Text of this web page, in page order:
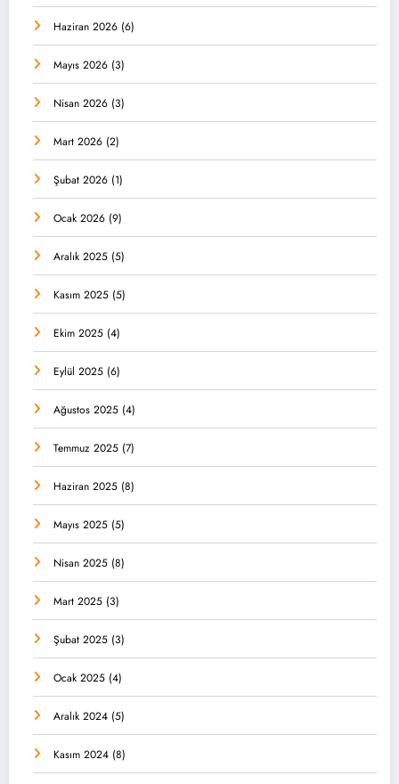
Haziran 2026 (6)
Mayıs 2026 (3)
Nisan 2026 (3)
Mart 2026 (2)
Şubat 2026 (1)
Ocak 2026 (9)
Aralık 2025 (5)
Kasım 2025 (5)
Ekim 2025 (4)
Eylül 2025 (6)
Ağustos 2025 (4)
Temmuz 2025 (7)
Haziran 2025 (8)
Mayıs 2025 (5)
Nisan 2025 (8)
Mart 2025 (3)
Şubat 2025 (3)
Ocak 2025 (4)
Aralık 2024 (5)
Kasım 2024 (8)